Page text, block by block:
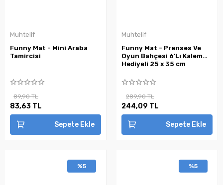
Muhtelif
Funny Mat - Mini Araba
Tamircisi
89,90 TL
83,63 TL
Sepete Ekle
Muhtelif
Funny Mat - Prenses Ve
Oyun Bahçesi 6'Lı Kalem
Hediyeli 25 x 35 cm
289,90 TL
244,09 TL
Sepete Ekle
%5 %5